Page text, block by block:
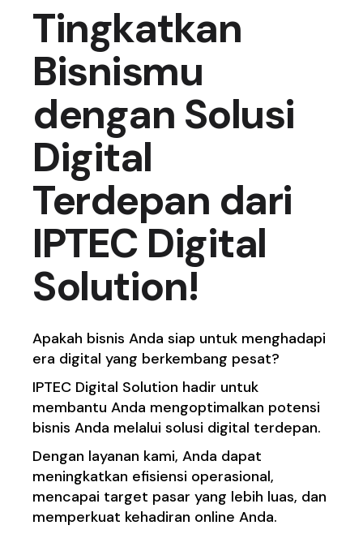
Tingkatkan
Bisnismu
dengan Solusi
Digital
Terdepan dari
IPTEC Digital
Solution!
Apakah bisnis Anda siap untuk menghadapi
era digital yang berkembang pesat?
IPTEC Digital Solution hadir untuk
membantu Anda mengoptimalkan potensi
bisnis Anda melalui solusi digital terdepan.
Dengan layanan kami, Anda dapat
meningkatkan efisiensi operasional,
mencapai target pasar yang lebih luas, dan
memperkuat kehadiran online Anda.